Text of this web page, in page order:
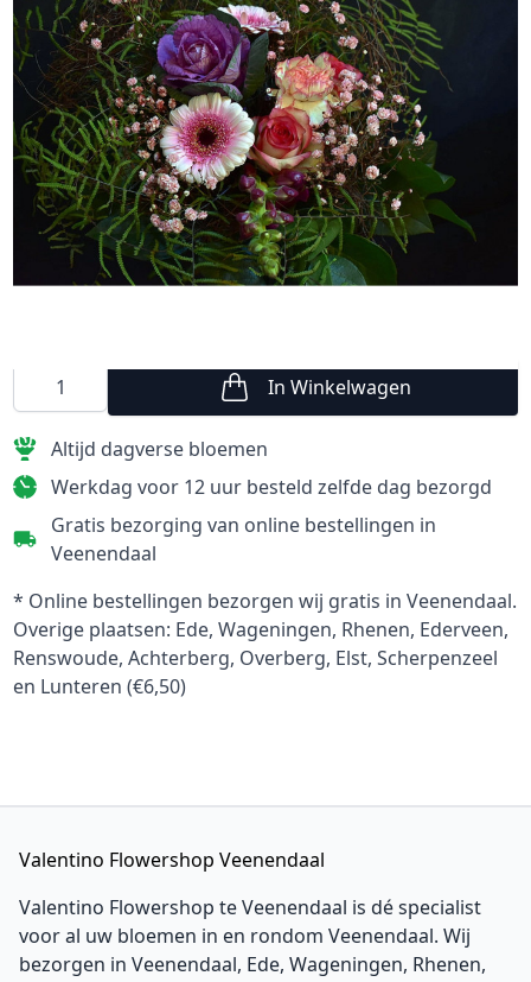
Eventueel tekst voor op kaartje
Maximaal 200 tekens
Aantal
In Winkelwagen
Altijd dagverse bloemen
Werkdag voor 12 uur besteld zelfde dag bezorgd
Gratis bezorging van online bestellingen in
Veenendaal
* Online bestellingen bezorgen wij gratis in Veenendaal.
Overige plaatsen: Ede, Wageningen, Rhenen, Ederveen,
Renswoude, Achterberg, Overberg, Elst, Scherpenzeel
en Lunteren (€6,50)
Valentino Flowershop Veenendaal
Valentino Flowershop te Veenendaal is dé specialist
voor al uw bloemen in en rondom Veenendaal. Wij
bezorgen in Veenendaal, Ede, Wageningen, Rhenen,